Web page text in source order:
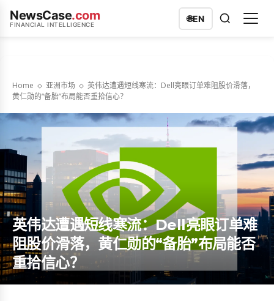
NewsCase.com
FINANCIAL INTELLIGENCE
🌐EN
Home 亚洲市场
英伟达遭遇短线寒流：Dell亮眼订单难阻股价滑落，
黄仁勋的“备胎”布局能否重拾信心？
英伟达遭遇短线寒流：Dell亮眼订单难
阻股价滑落，黄仁勋的“备胎”布局能否
重拾信心？